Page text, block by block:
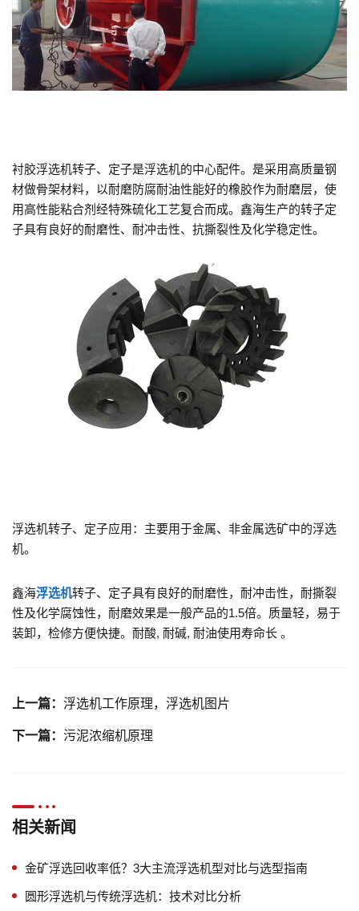
衬胶浮选机转子、定子是浮选机的中心配件。是采用高质量钢
材做骨架材料，以耐磨防腐耐油性能好的橡胶作为耐磨层，使
用高性能粘合剂经特殊硫化工艺复合而成。鑫海生产的转子定
子具有良好的耐磨性、耐冲击性、抗撕裂性及化学稳定性。
浮选机转子、定子应用：主要用于金属、非金属选矿中的浮选
机。
鑫海浮选机转子、定子具有良好的耐磨性，耐冲击性，耐撕裂
性及化学腐蚀性，耐磨效果是一般产品的1.5倍。质量轻，易于
装卸，检修方便快捷。耐酸, 耐碱, 耐油使用寿命长 。
上一篇： 浮选机工作原理，浮选机图片
下一篇： 污泥浓缩机原理
相关新闻
金矿浮选回收率低？3大主流浮选机型对比与选型指南
圆形浮选机与传统浮选机：技术对比分析